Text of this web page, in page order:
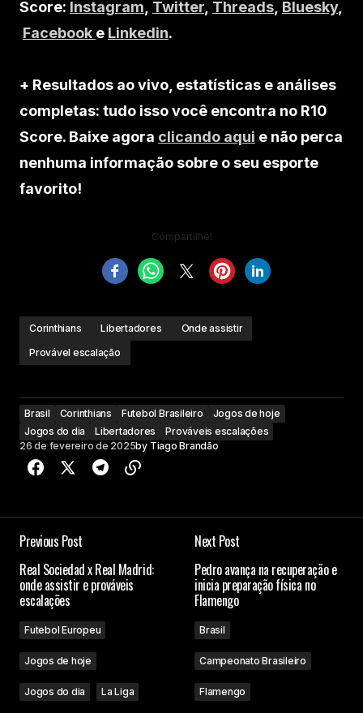
Score: Instagram Twitter Threads Bluesky,
Facebook e Linkedin.
+ Resultados ao vivo, estatísticas e análises
completas: tudo isso você encontra no R10
Score. Baixe agora clicando aqui e não perca
nenhuma informação sobre o seu esporte
favorito!
Compartilhe!
Corinthians Libertadores
Onde assistir
Provável escalação
Brasil Corinthians Futebol Brasileiro
Jogos de hoje
Jogos do dia
Libertadores
Prováveis escalações
26 de fevereiro de 2025by Tiago Brandão
Previous Post
Real Sociedad x Real Madrid:
onde assistir e prováveis
escalações
Futebol Europeu
Jogos de hoje
Jogos do dia La Liga
Next Post
Pedro avança na recuperação e
inicia preparação física no
Flamengo
Brasil
Campeonato Brasileiro
Flamengo